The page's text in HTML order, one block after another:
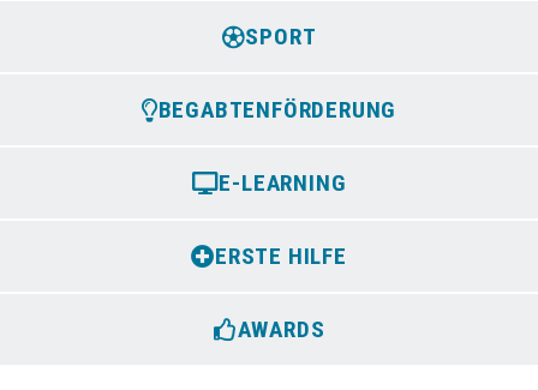
SPORT
BEGABTENFÖRDERUNG
E-LEARNING
ERSTE HILFE
AWARDS